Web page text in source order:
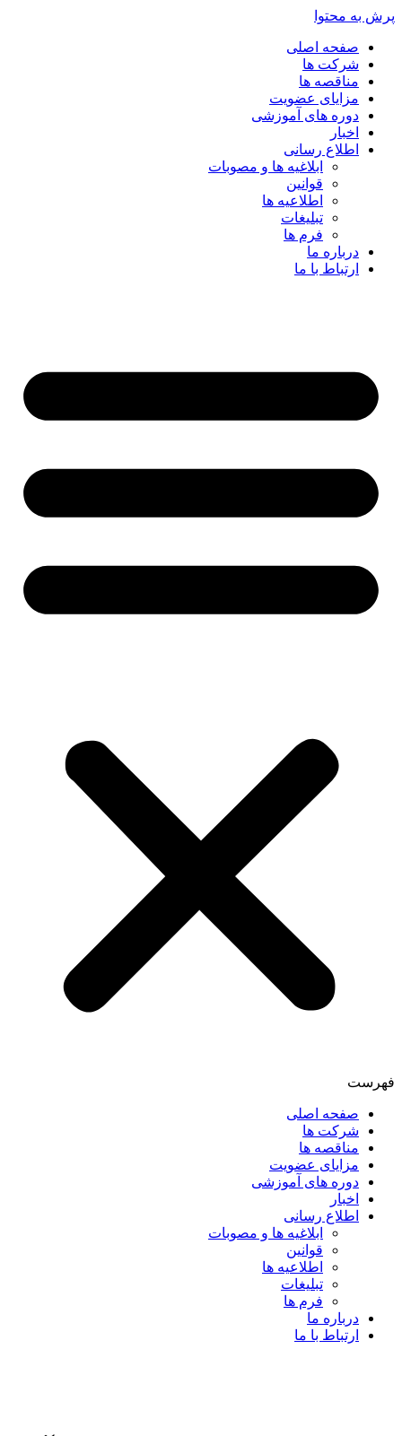
پرش به محتوا
صفحه اصلی
شرکت ها
مناقصه ها
مزایای عضویت
دوره های آموزشی
اخبار
اطلاع رسانی
ابلاغیه ها و مصوبات
قوانین
اطلاعیه ها
تبلیغات
فرم ها
درباره ما
ارتباط با ما
فهرست
صفحه اصلی
شرکت ها
مناقصه ها
مزایای عضویت
دوره های آموزشی
اخبار
اطلاع رسانی
ابلاغیه ها و مصوبات
قوانین
اطلاعیه ها
تبلیغات
فرم ها
درباره ما
ارتباط با ما